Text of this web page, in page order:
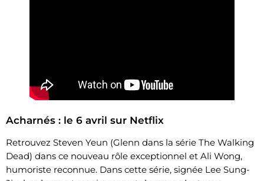
Acharnés : le 6 avril sur Netflix
Retrouvez Steven Yeun (Glenn dans la série The Walking
Dead) dans ce nouveau rôle exceptionnel et Ali Wong,
humoriste reconnue. Dans cette série, signée Lee Sung-